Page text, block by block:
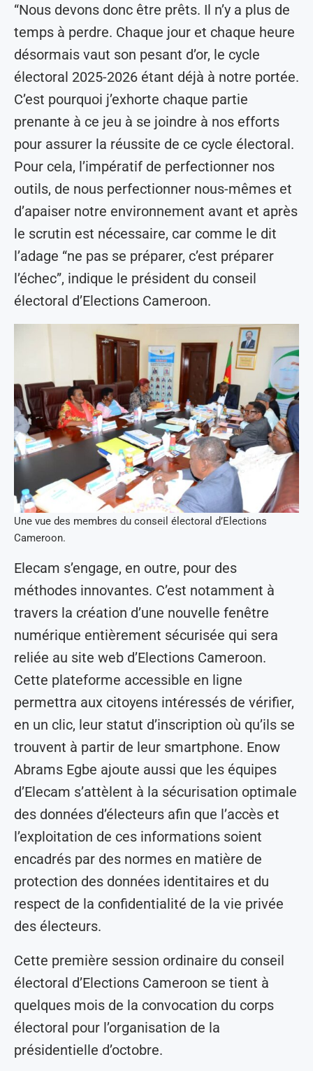
“Nous devons donc être prêts. Il n’y a plus de
temps à perdre. Chaque jour et chaque heure
désormais vaut son pesant d’or, le cycle
électoral 2025-2026 étant déjà à notre portée.
C’est pourquoi j’exhorte chaque partie
prenante à ce jeu à se joindre à nos efforts
pour assurer la réussite de ce cycle électoral.
Pour cela, l’impératif de perfectionner nos
outils, de nous perfectionner nous-mêmes et
d’apaiser notre environnement avant et après
le scrutin est nécessaire, car comme le dit
l’adage “ne pas se préparer, c’est préparer
l’échec”, indique le président du conseil
électoral d’Elections Cameroon.
Une vue des membres du conseil électoral d’Elections
Cameroon.
Elecam s’engage, en outre, pour des
méthodes innovantes. C’est notamment à
travers la création d’une nouvelle fenêtre
numérique entièrement sécurisée qui sera
reliée au site web d’Elections Cameroon.
Cette plateforme accessible en ligne
permettra aux citoyens intéressés de vérifier,
en un clic, leur statut d’inscription où qu’ils se
trouvent à partir de leur smartphone. Enow
Abrams Egbe ajoute aussi que les équipes
d’Elecam s’attèlent à la sécurisation optimale
des données d’électeurs afin que l’accès et
l’exploitation de ces informations soient
encadrés par des normes en matière de
protection des données identitaires et du
respect de la confidentialité de la vie privée
des électeurs.
Cette première session ordinaire du conseil
électoral d’Elections Cameroon se tient à
quelques mois de la convocation du corps
électoral pour l’organisation de la
présidentielle d’octobre.